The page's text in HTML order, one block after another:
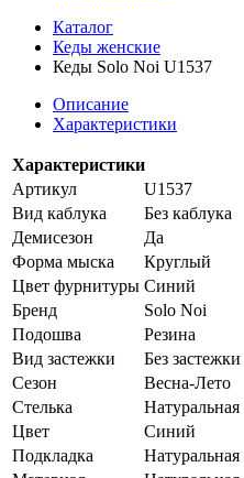
Каталог
Кеды женские
Кеды Solo Noi U1537
Описание
Характеристики
Характеристики
Артикул
U1537
Вид каблука
Без каблука
Демисезон
Да
Форма мыска
Круглый
Цвет фурнитуры Синий
Бренд
Solo Noi
Подошва
Резина
Вид застежки
Без застежки
Сезон
Весна-Лето
Стелька
Натуральная
Цвет
Синий
Подкладка
Натуральная